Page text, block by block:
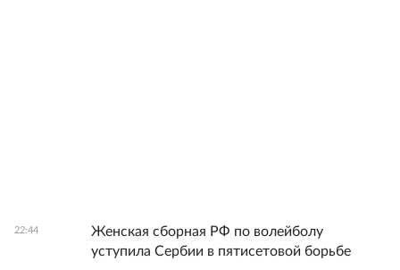
22:44
Женская сборная РФ по волейболу
уступила Сербии в пятисетовой борьбе